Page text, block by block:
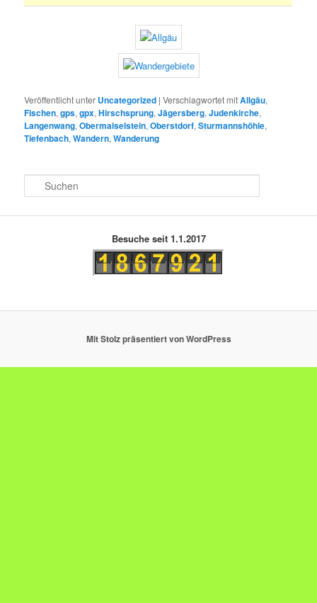
Veröffentlicht unter Uncategorized |Verschlagwortet mitAllgäu,
Fischen,gps,gpx,Hirschsprung,Jägersberg,Judenkirche,
Langenwang,Obermaiselstein,Oberstdorf,Sturmannshöhle,
Tiefenbach,Wandern,Wanderung
u
Besuche seit 1.1.2017
Mit Stolz präsentiert von WordPress